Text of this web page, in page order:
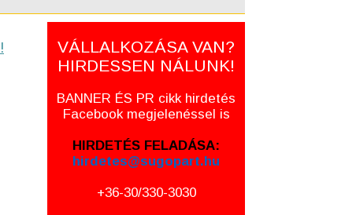
VÁLLALKOZÁSA VAN?
HIRDESSEN NÁLUNK!
BANNER ÉS PR cikk hirdetés
Facebook megjelenéssel is
HIRDETÉS FELADÁSA:
hirdetes@sugopart.hu
+36-30/330-3030